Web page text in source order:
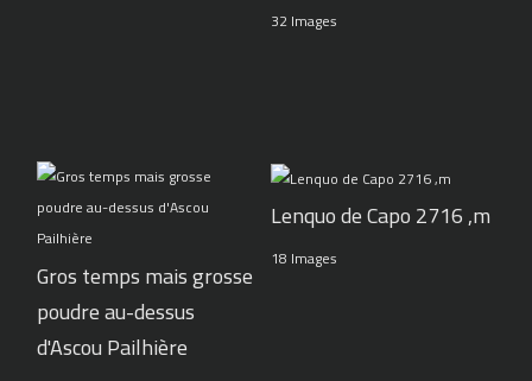
32 Images
Gros temps mais grosse
poudre au-dessus
d'Ascou Pailhière
Lenquo de Capo 2716 ,m
18 Images